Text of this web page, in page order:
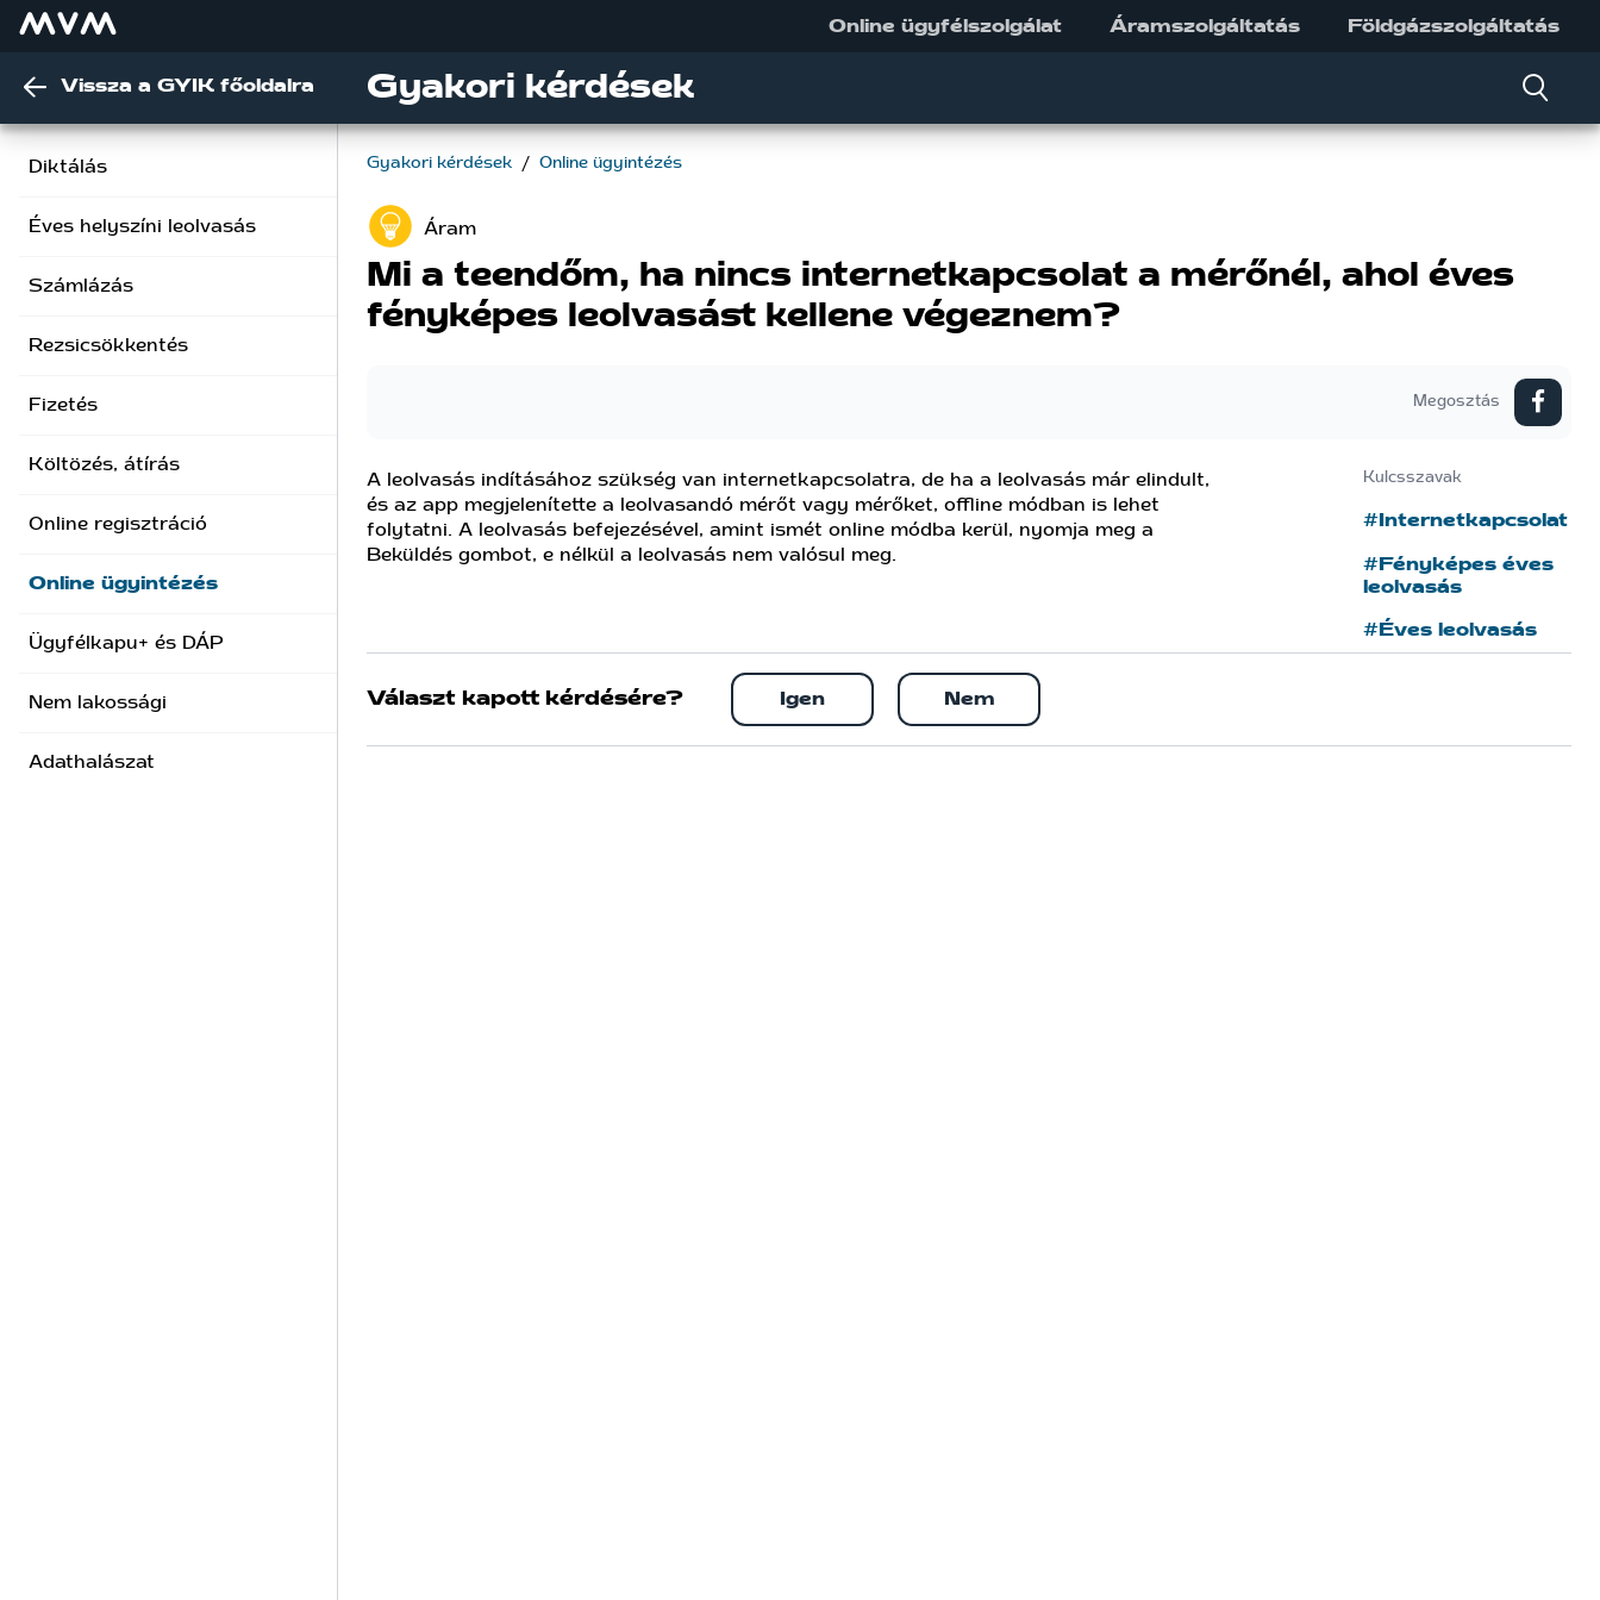
Online ügyfélszolgálat Áramszolgáltatás Földgázszolgáltatás
Vissza a GYIK főoldalra Gyakori kérdések
Diktálás
Éves helyszíni leolvasás
Számlázás
Rezsicsökkentés
Fizetés
Költözés, átírás
Online regisztráció
Online ügyintézés
Ügyfélkapu+ és DÁP
Nem lakossági
Adathalászat
Gyakori kérdések / Online ügyintézés
Áram
Mi a teendőm, ha nincs internetkapcsolat a mérőnél, ahol éves
fényképes leolvasást kellene végeznem?
Megosztás
A leolvasás indításához szükség van internetkapcsolatra, de ha a leolvasás már elindult,
és az app megjelenítette a leolvasandó mérőt vagy mérőket, offline módban is lehet
folytatni. A leolvasás befejezésével, amint ismét online módba kerül, nyomja meg a
Beküldés gombot, e nélkül a leolvasás nem valósul meg.
Kulcsszavak
#Internetkapcsolat
#Fényképes éves
leolvasás
#Éves leolvasás
Választ kapott kérdésére? Igen Nem